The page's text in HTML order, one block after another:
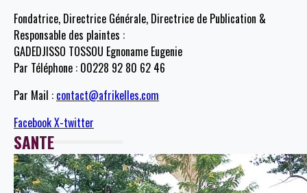
Fondatrice, Directrice Générale, Directrice de Publication &
Responsable des plaintes :
GADEDJISSO TOSSOU Egnoname Eugenie
Par Téléphone : 00228 92 80 62 46
Par Mail : contact@afrikelles.com
FacebookX-twitter
SANTE